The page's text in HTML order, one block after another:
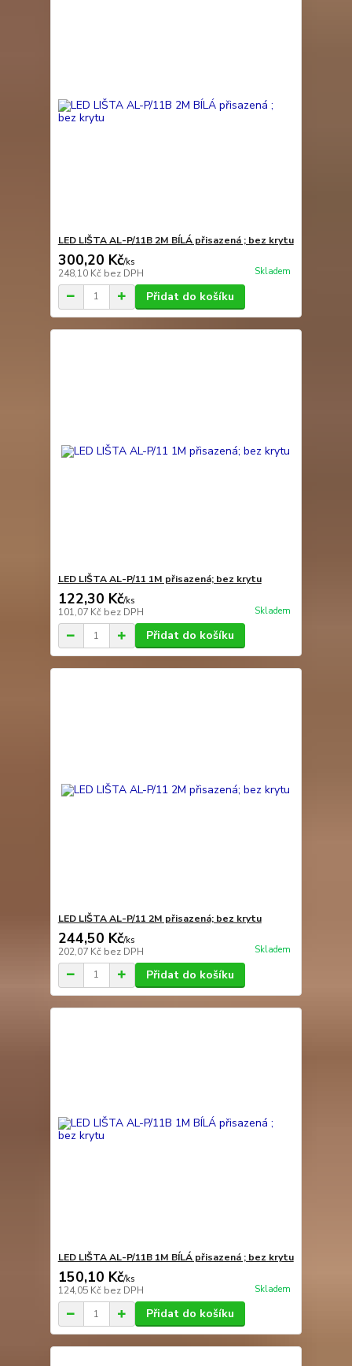
LED LIŠTA AL-P/11B 2M BÍLÁ přisazená ; bez krytu
300,20 Kč/ks
248,10 Kč bez DPH Skladem
Přidat do košíku
LED LIŠTA AL-P/11 1M přisazená; bez krytu
122,30 Kč/ks
101,07 Kč bez DPH Skladem
Přidat do košíku
LED LIŠTA AL-P/11 2M přisazená; bez krytu
244,50 Kč/ks
202,07 Kč bez DPH Skladem
Přidat do košíku
LED LIŠTA AL-P/11B 1M BÍLÁ přisazená ; bez krytu
150,10 Kč/ks
124,05 Kč bez DPH Skladem
Přidat do košíku